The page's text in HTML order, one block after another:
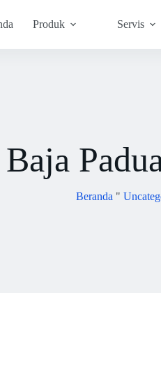
Produk Servis
Baja
Beranda "